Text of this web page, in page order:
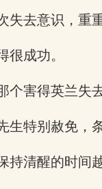
去意识，重
很成功。
个害得英兰失
生特别赦免，
持清醒的时间